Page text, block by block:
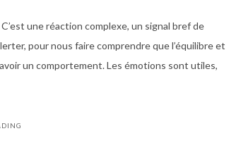
une réaction complexe, un signal bref de
pour nous faire comprendre que l’équilibre et
un comportement. Les émotions sont utiles,